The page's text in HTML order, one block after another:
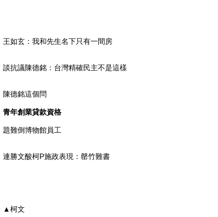
王如玄：我和先生名下只有一間房
談抗議陳德銘：台灣精確民主不是這樣
陳德銘這個問
青年創業貸款資格
題難倒博物館員工
連勝文酸柯P施政表現：罄竹難書
▲柯文